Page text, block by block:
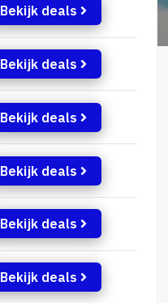
Bekijk deals
Bekijk deals
Bekijk deals
Bekijk deals
Bekijk deals
Bekijk deals